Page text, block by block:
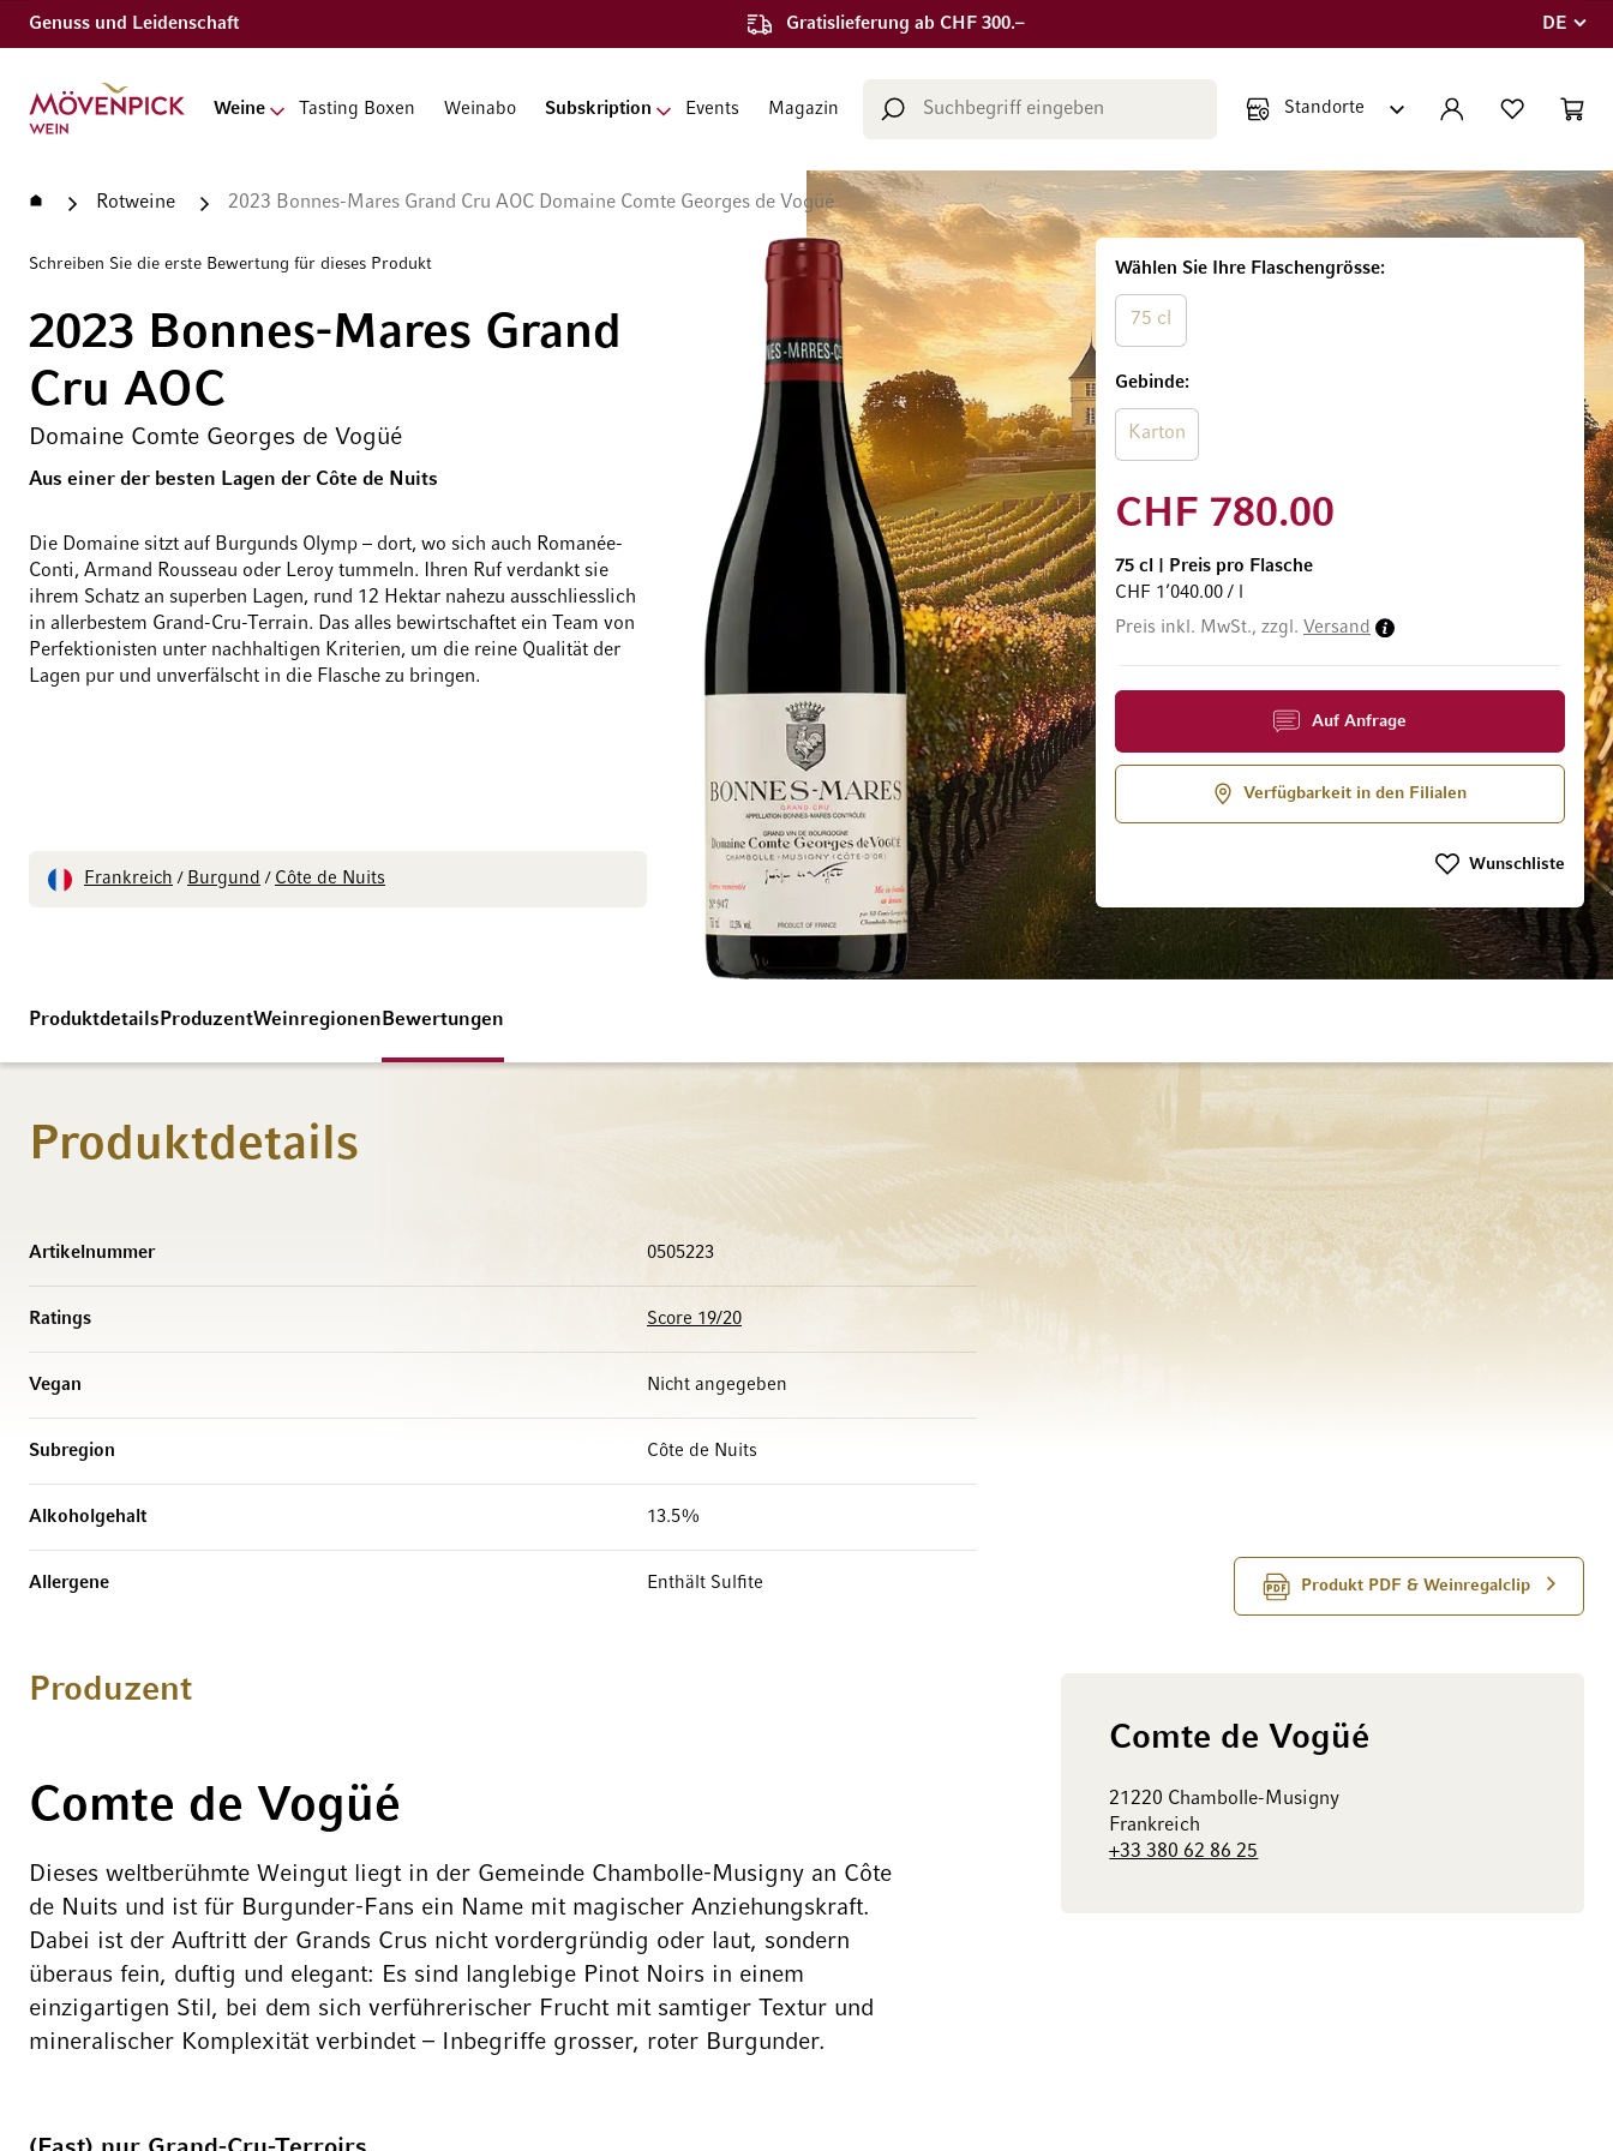
Genuss und Leidenschaft Gratislieferung ab CHF 300.–
Sprache
DE
Zur Startseite
Weine Tasting Boxen Weinabo Subskription Events Magazin
Suche KONTO WUNSCHLISTE
StartseiteRotweine 2023 Bonnes-Mares Grand Cru AOC Domaine Comte Georges de Vogüé
Schreiben Sie die erste Bewertung für dieses Produkt
2023 Bonnes-Mares Grand
Cru AOC
Domaine Comte Georges de Vogüé
Aus einer der besten Lagen der Côte de Nuits
Die Domaine sitzt auf Burgunds Olymp – dort, wo sich auch Romanée-
Conti, Armand Rousseau oder Leroy tummeln. Ihren Ruf verdankt sie
ihrem Schatz an superben Lagen, rund 12 Hektar nahezu ausschliesslich
in allerbestem Grand-Cru-Terrain. Das alles bewirtschaftet ein Team von
Perfektionisten unter nachhaltigen Kriterien, um die reine Qualität der
Lagen pur und unverfälscht in die Flasche zu bringen.
Frankreich / Burgund / Côte de Nuits
Wählen Sie Ihre Flaschengrösse
75 cl
Gebinde
Karton
CHF 780.00
75 cl
Preis pro Flasche
CHF 1’040.00 / l
Preis inkl. MwSt., zzgl. Versand
Auf Anfrage
Verfügbarkeit in den Filialen
Wunschliste
Zum Ende der Bildgalerie springenZum Anfang der Bildgalerie springen
Produktdetails ProduzentWeinregionen Bewertungen
Produktdetails
Produkt PDF & Weinregalclip
Artikelnummer 0505223
Ratings Score 19/20
Vegan Nicht angegeben
Subregion Côte de Nuits
Alkoholgehalt 13.5%
Allergene Enthält Sulfite
Comte de Vogüé
21220 Chambolle-Musigny
Frankreich
+33 380 62 86 25
Produzent
Comte de Vogüé
Dieses weltberühmte Weingut liegt in der Gemeinde Chambolle-Musigny an Côte
de Nuits und ist für Burgunder-Fans ein Name mit magischer Anziehungskraft.
Dabei ist der Auftritt der Grands Crus nicht vordergründig oder laut, sondern
überaus fein, duftig und elegant: Es sind langlebige Pinot Noirs in einem
einzigartigen Stil, bei dem sich verführerischer Frucht mit samtiger Textur und
mineralischer Komplexität verbindet – Inbegriffe grosser, roter Burgunder.